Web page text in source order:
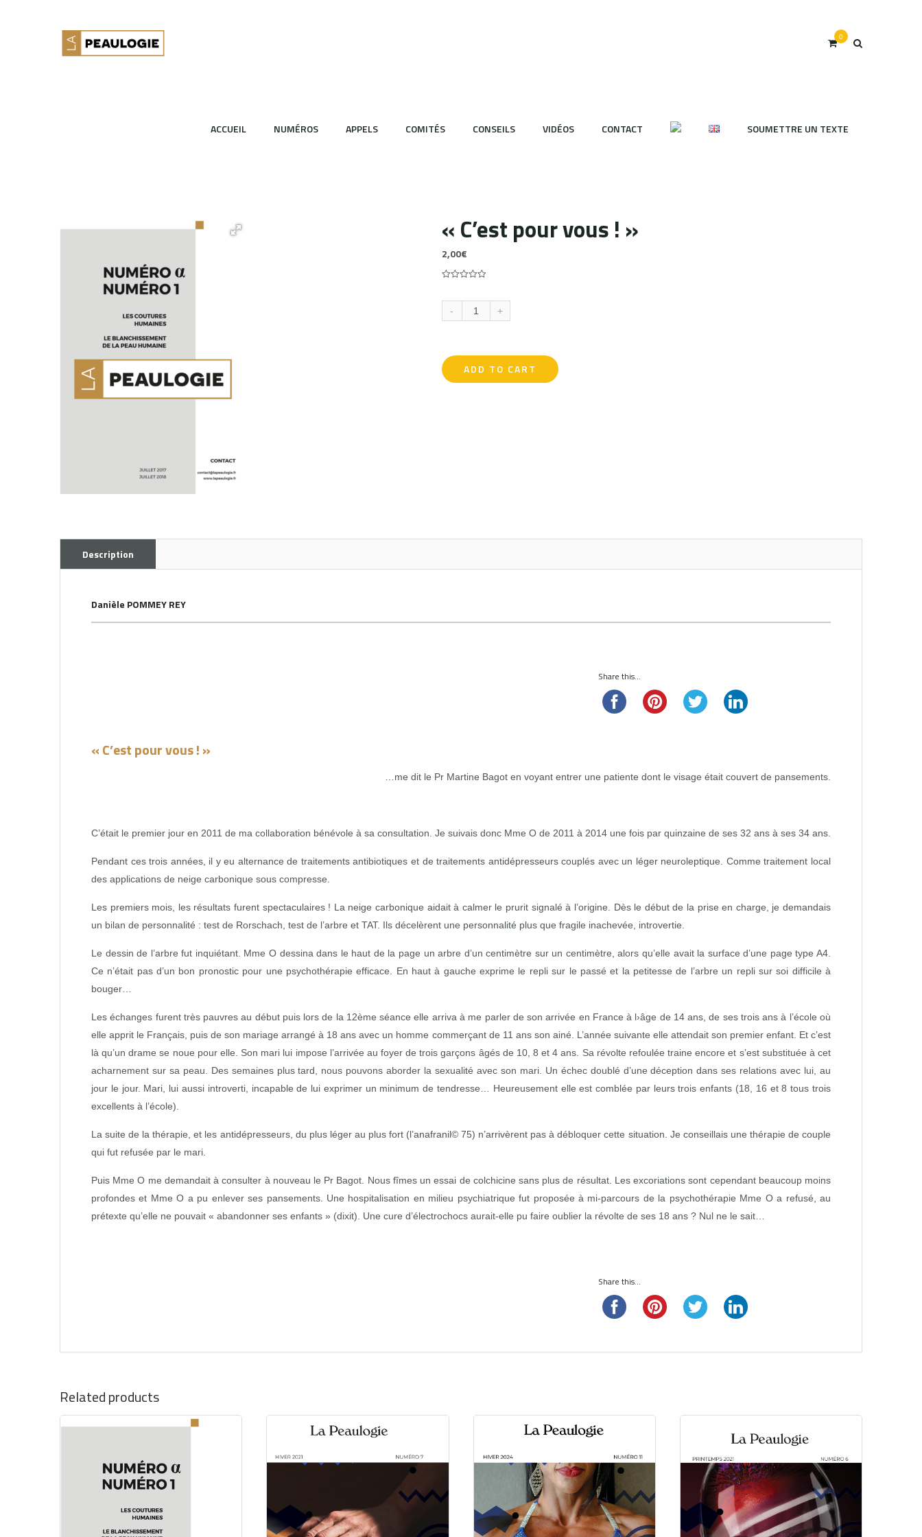
0
ACCUEIL NUMÉROS APPELS COMITÉS CONSEILS VIDÉOS CONTACT SOUMETTRE UN TEXTE
« C’est pour vous ! »
2,00€
of
based
on
- +
ADD TO CART
Description
Danièle POMMEY REY
Share this...
« C’est pour vous ! »
…me dit le Pr Martine Bagot en voyant entrer une patiente dont le visage était couvert de pansements.
C’était le premier jour en 2011 de ma collaboration bénévole à sa consultation. Je suivais donc Mme O de 2011 à 2014 une fois par quinzaine de ses 32 ans à ses 34 ans.
Pendant ces trois années, il y eu alternance de traitements antibiotiques et de traitements antidépresseurs couplés avec un léger neuroleptique. Comme traitement local
des applications de neige carbonique sous compresse.
Les premiers mois, les résultats furent spectaculaires ! La neige carbonique aidait à calmer le prurit signalé à l’origine. Dès le début de la prise en charge, je demandais
un bilan de personnalité : test de Rorschach, test de l’arbre et TAT. Ils décelèrent une personnalité plus que fragile inachevée, introvertie.
Le dessin de l’arbre fut inquiétant. Mme O dessina dans le haut de la page un arbre d’un centimètre sur un centimètre, alors qu’elle avait la surface d’une page type A4.
Ce n’était pas d’un bon pronostic pour une psychothérapie efficace. En haut à gauche exprime le repli sur le passé et la petitesse de l’arbre un repli sur soi difficile à
bouger…
Les échanges furent très pauvres au début puis lors de la 12ème séance elle arriva à me parler de son arrivée en France à l›âge de 14 ans, de ses trois ans à l’école où
elle apprit le Français, puis de son mariage arrangé à 18 ans avec un homme commerçant de 11 ans son ainé. L’année suivante elle attendait son premier enfant. Et c’est
là qu’un drame se noue pour elle. Son mari lui impose l’arrivée au foyer de trois garçons âgés de 10, 8 et 4 ans. Sa révolte refoulée traine encore et s’est substituée à cet
acharnement sur sa peau. Des semaines plus tard, nous pouvons aborder la sexualité avec son mari. Un échec doublé d’une déception dans ses relations avec lui, au
jour le jour. Mari, lui aussi introverti, incapable de lui exprimer un minimum de tendresse… Heureusement elle est comblée par leurs trois enfants (18, 16 et 8 tous trois
excellents à l’école).
La suite de la thérapie, et les antidépresseurs, du plus léger au plus fort (l’anafranil© 75) n’arrivèrent pas à débloquer cette situation. Je conseillais une thérapie de couple
qui fut refusée par le mari.
Puis Mme O me demandait à consulter à nouveau le Pr Bagot. Nous fîmes un essai de colchicine sans plus de résultat. Les excoriations sont cependant beaucoup moins
profondes et Mme O a pu enlever ses pansements. Une hospitalisation en milieu psychiatrique fut proposée à mi-parcours de la psychothérapie Mme O a refusé, au
prétexte qu’elle ne pouvait « abandonner ses enfants » (dixit). Une cure d’électrochocs aurait-elle pu faire oublier la révolte de ses 18 ans ? Nul ne le sait…
Share this...
Related products